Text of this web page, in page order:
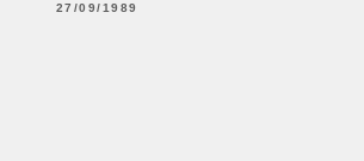
27/09/1989